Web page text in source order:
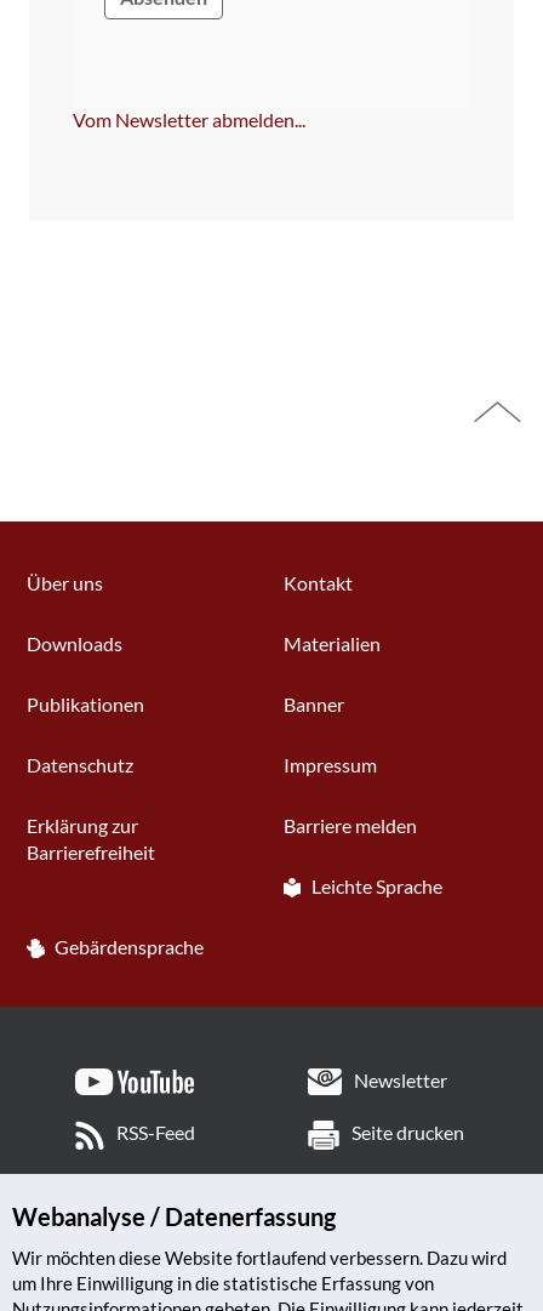
dieses
Vom Newsletter abmelden...
Über uns Kontakt
Downloads Materialien
Publikationen Banner
Datenschutz Impressum
Erklärung zur
Barrierefreiheit
Barriere melden
Leichte Sprache
Gebärdensprache
Newsletter
RSS-Feed Seite drucken
Webanalyse / Datenerfassung
Wir möchten diese Website fortlaufend verbessern. Dazu wird
um Ihre Einwilligung in die statistische Erfassung von